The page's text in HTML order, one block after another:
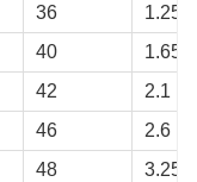
36
1.25
40
1.65
42
2.1
46
2.6
48
3.25